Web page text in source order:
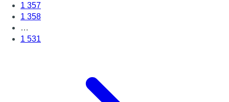
1 357
1 358
…
1 531